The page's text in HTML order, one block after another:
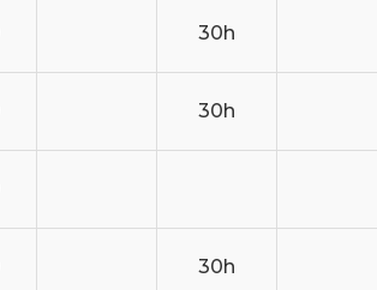
30h
30h
30h